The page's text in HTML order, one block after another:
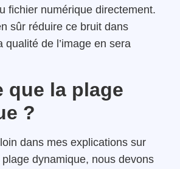
fichier numérique directement.
sûr réduire ce bruit dans
qualité de l’image en sera
que la plage
?
dans mes explications sur
plage dynamique, nous devons